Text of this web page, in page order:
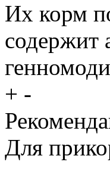
Их корм
содержит
+ -
Для